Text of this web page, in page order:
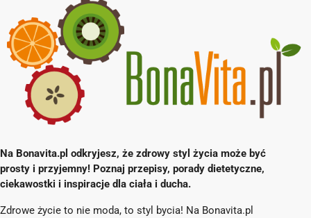
Na Bonavita.pl odkryjesz, że zdrowy styl życia może być
prosty i przyjemny! Poznaj przepisy, porady dietetyczne,
ciekawostki i inspiracje dla ciała i ducha.
Zdrowe życie to nie moda, to styl bycia! Na Bonavita.pl